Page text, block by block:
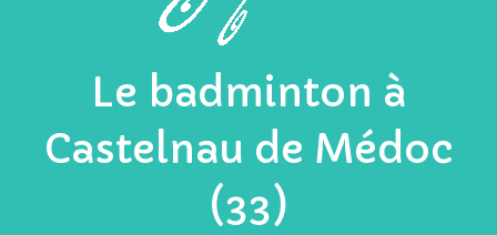
Le badminton à
Castelnau de Médoc
(33)